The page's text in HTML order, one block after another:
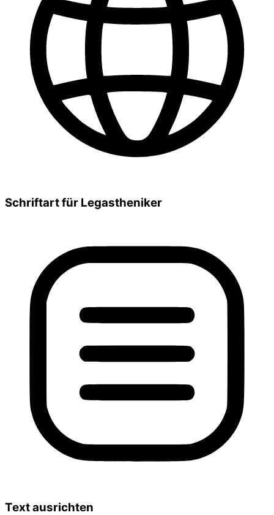
Schriftart für Legastheniker
Text ausrichten